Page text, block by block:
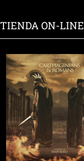
TIENDA ON-LINE